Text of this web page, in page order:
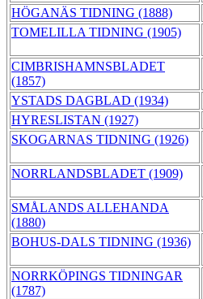
HÖGANÄS TIDNING (1888)
TOMELILLA TIDNING (1905)
CIMBRISHAMNSBLADET
(1857)
YSTADS DAGBLAD (1934)
HYRESLISTAN (1927)
SKOGARNAS TIDNING (1926)
NORRLANDSBLADET (1909)
SMÅLANDS ALLEHANDA
(1880)
BOHUS-DALS TIDNING (1936)
NORRKÖPINGS TIDNINGAR
(1787)